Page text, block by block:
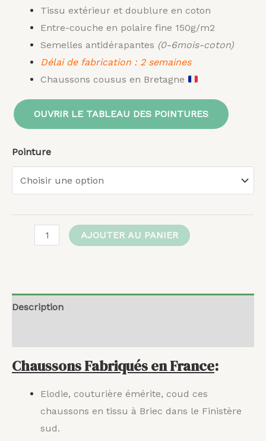
Tissu extérieur et doublure en coton
Entre-couche en polaire fine 150g/m2
Semelles antidérapantes (0-6mois-coton)
Délai de fabrication : 2 semaines
Chaussons cousus en Bretagne
OUVRIR LE TABLEAU DES POINTURES
Pointure
AJOUTER AU PANIER
Description
Chaussons Fabriqués en France:
Elodie, couturière émérite, coud ces
chaussons en tissu à Briec dans le Finistère
sud.